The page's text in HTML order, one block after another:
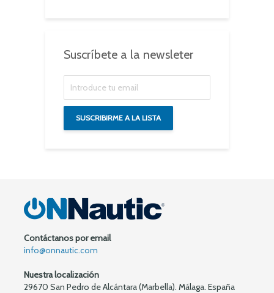
Suscríbete a la newsleter
Contáctanos por email
info@onnautic.com
Nuestra localización
29670 San Pedro de Alcántara (Marbella). Málaga. España